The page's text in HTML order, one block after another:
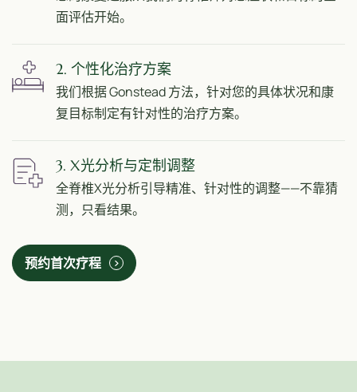
面评估开始。
2. 个性化治疗方案
我们根据 Gonstead 方法，针对您的具体状况和康
复目标制定有针对性的治疗方案。
3. X光分析与定制调整
全脊椎X光分析引导精准、针对性的调整——不靠猜
测，只看结果。
预约首次疗程